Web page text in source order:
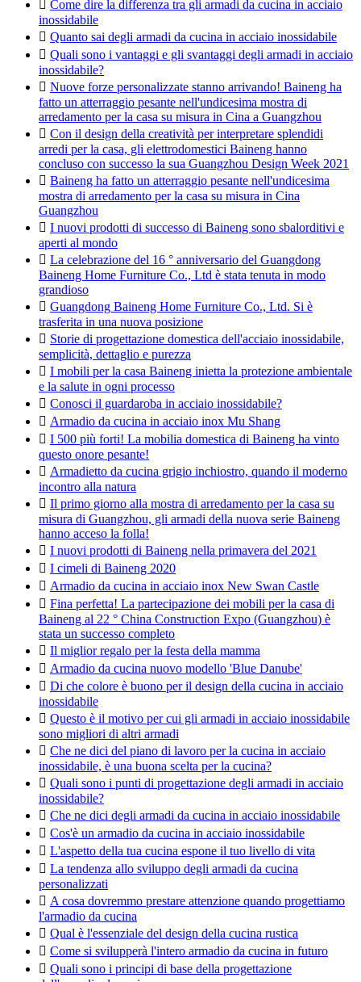
Come dire la differenza tra gli armadi da cucina in acciaio
inossidabile
 Quanto sai degli armadi da cucina in acciaio inossidabile
 Quali sono i vantaggi e gli svantaggi degli armadi in acciaio
inossidabile?
 Nuove forze personalizzate stanno arrivando! Baineng ha
fatto un atterraggio pesante nell'undicesima mostra di
arredamento per la casa su misura in Cina a Guangzhou
 Con il design della creatività per interpretare splendidi
arredi per la casa, gli elettrodomestici Baineng hanno
concluso con successo la sua Guangzhou Design Week 2021
 Baineng ha fatto un atterraggio pesante nell'undicesima
mostra di arredamento per la casa su misura in Cina
Guangzhou
 I nuovi prodotti di successo di Baineng sono sbalorditivi e
aperti al mondo
 La celebrazione del 16 ° anniversario del Guangdong
Baineng Home Furniture Co., Ltd è stata tenuta in modo
grandioso
 Guangdong Baineng Home Furniture Co., Ltd. Si è
trasferita in una nuova posizione
 Storie di progettazione domestica dell'acciaio inossidabile,
semplicità, dettaglio e purezza
 I mobili per la casa Baineng inietta la protezione ambientale
e la salute in ogni processo
 Conosci il guardaroba in acciaio inossidabile?
 Armadio da cucina in acciaio inox Mu Shang
 I 500 più forti! La mobilia domestica di Baineng ha vinto
questo onore pesante!
 Armadietto da cucina grigio inchiostro, quando il moderno
incontro alla natura
 Il primo giorno alla mostra di arredamento per la casa su
misura di Guangzhou, gli armadi della nuova serie Baineng
hanno acceso la folla!
 I nuovi prodotti di Baineng nella primavera del 2021
 I cimeli di Baineng 2020
 Armadio da cucina in acciaio inox New Swan Castle
 Fina perfetta! La partecipazione dei mobili per la casa di
Baineng al 22 ° China Construction Expo (Guangzhou) è
stata un successo completo
 Il miglior regalo per la festa della mamma
 Armadio da cucina nuovo modello 'Blue Danube'
 Di che colore è buono per il design della cucina in acciaio
inossidabile
 Questo è il motivo per cui gli armadi in acciaio inossidabile
sono migliori di altri armadi
 Che ne dici del piano di lavoro per la cucina in acciaio
inossidabile, è una buona scelta per la cucina?
 Quali sono i punti di progettazione degli armadi in acciaio
inossidabile?
 Che ne dici degli armadi da cucina in acciaio inossidabile
 Cos'è un armadio da cucina in acciaio inossidabile
 L'aspetto della tua cucina espone il tuo livello di vita
 La tendenza allo sviluppo degli armadi da cucina
personalizzati
 A cosa dovremmo prestare attenzione quando progettiamo
l'armadio da cucina
 Qual è l'essenziale del design della cucina rustica
 Come si svilupperà l'intero armadio da cucina in futuro
 Quali sono i principi di base della progettazione